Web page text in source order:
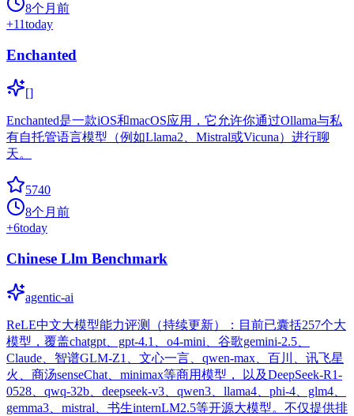
8个月前
+11today
Enchanted
[]
Enchanted是一款iOS和macOS应用，它允许你通过Ollama与私
有自托管语言模型（例如Llama2、Mistral或Vicuna）进行聊
天。
5740
8个月前
+6today
Chinese Llm Benchmark
agentic-ai
ReLE中文大模型能力评测（持续更新）：目前已囊括257个大
模型，覆盖chatgpt、gpt-4.1、o4-mini、谷歌gemini-2.5、
Claude、智谱GLM-Z1、文心一言、qwen-max、百川、讯飞星
火、商汤senseChat、minimax等商用模型， 以及DeepSeek-R1-
0528、qwq-32b、deepseek-v3、qwen3、llama4、phi-4、glm4、
gemma3、mistral、书生internLM2.5等开源大模型。不仅提供排